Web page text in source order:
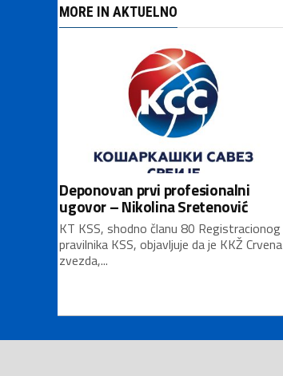
MORE IN AKTUELNO
Deponovan prvi profesionalni
ugovor – Nikolina Sretenović
KT KSS, shodno članu 80 Registracionog
pravilnika KSS, objavljuje da je KKŽ Crvena
zvezda,...